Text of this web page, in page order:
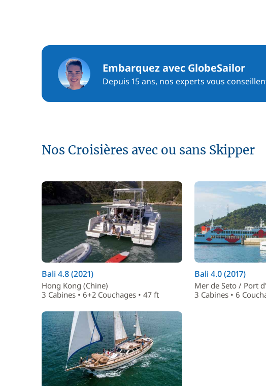
Embarquez avec GlobeSailor
Depuis 15 ans, nos experts vous
Nos Croisières avec ou sans Skipper
Bali 4.8 (2021)
Hong Kong (Chine)
3 Cabines • 6+2 Couchages • 47 ft
Bali 4.0 (2017)
Mer de Seto / Port
3 Cabines • 6